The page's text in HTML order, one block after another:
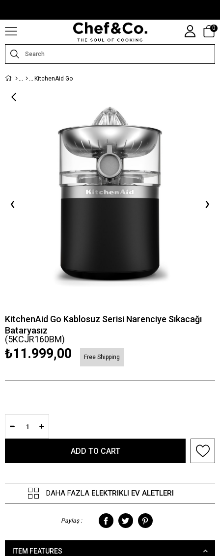
0
KitchenAid Go
‹ ›
KitchenAid Go Kablosuz Serisi Narenciye Sıkacağı
Bataryasız
(5KCJR160BM)
₺11.999,00 Free Shipping
DAHA FAZLA ELEKTRIKLI EV ALETLERI
Paylaş :
ITEM FEATURES